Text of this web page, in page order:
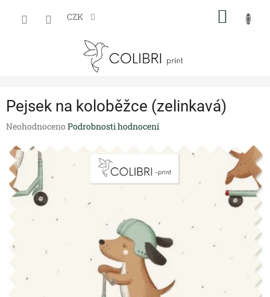
CZK
Pejsek na koloběžce (zelinkavá)
Průměrné
produktu
je
0,0
z
hvězdiček.
Neohodnoceno Podrobnosti hodnocení